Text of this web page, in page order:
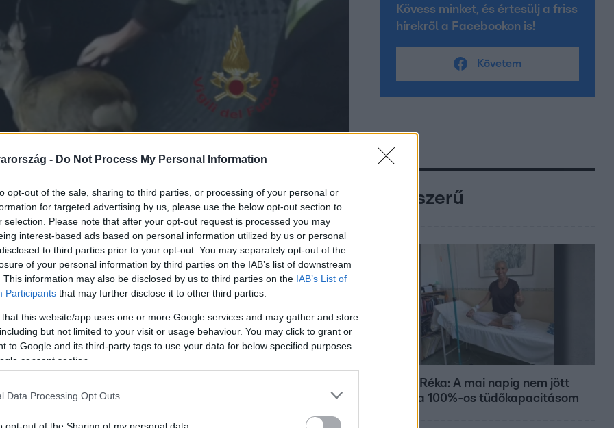
- Do Not Process My Personal Information
opt-out of the sale, sharing to third parties, or processing of your personal or
for targeted advertising by us, please use the below opt-out section to
selection. Please note that after your opt-out request is processed you may
interest-based ads based on personal information utilized by us or personal
to third parties prior to your opt-out. You may separately opt-out of the
of your personal information by third parties on the IAB’s list of downstream
This information may also be disclosed by us to third parties on the IAB’s List of
Participants that may further disclose it to other third parties.
that this website/app uses one or more Google services and may gather and store
but not limited to your visit or usage behaviour. You may click to grant or
to Google and its third-party tags to use your data for below specified purposes
consent section.
Data Processing Opt Outs
Kövess minket, és értesülj a friss
hírekről a Facebookon is!
Követem
Népszerű
Rubint Réka: A mai napig nem jött
vissza a 100%-os tüdőkapacitásom